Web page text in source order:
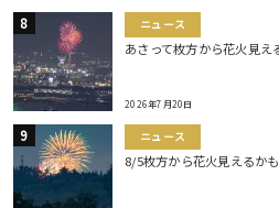
ニュース
あさって枚方から花火見え
2026年7月20日
ニュース
8/5枚方から花火見えるかも